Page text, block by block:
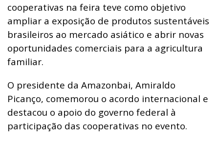
cooperativas na feira teve como objetivo
ampliar a exposição de produtos sustentáveis
brasileiros ao mercado asiático e abrir novas
oportunidades comerciais para a agricultura
familiar.
O presidente da Amazonbai, Amiraldo
Picanço, comemorou o acordo internacional e
destacou o apoio do governo federal à
participação das cooperativas no evento.